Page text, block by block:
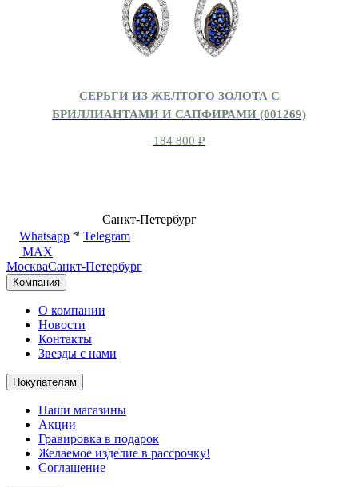
СЕРЬГИ ИЗ ЖЕЛТОГО ЗОЛОТА С
БРИЛЛИАНТАМИ И САПФИРАМИ (001269)
184 800 ₽
Санкт-Петербург
Whatsapp
Telegram
MAX
МоскваСанкт-Петербург
Компания
О компании
Новости
Контакты
Звезды с нами
Покупателям
Наши магазины
Акции
Гравировка в подарок
Желаемое изделие в рассрочку!
Соглашение